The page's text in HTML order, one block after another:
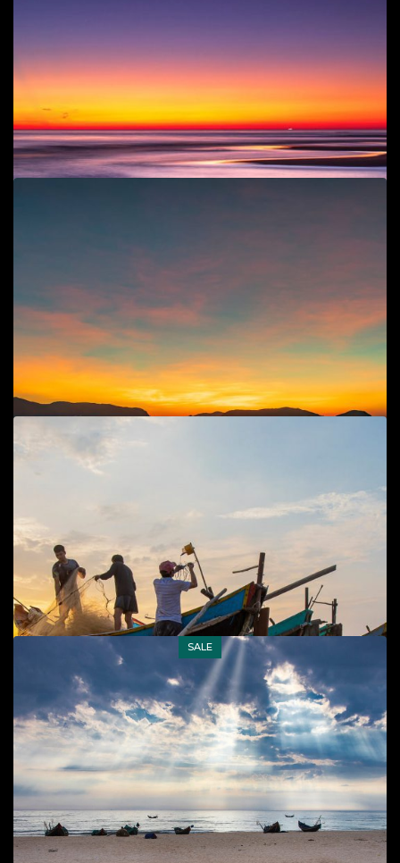
Add to cart
Cuộc sống đời thường
Add to cart
Bình minh đảo Yến
Cuộc sống đời thường,Phong cảnh, Phong cảnh, cuộc
sống biển
65 $
SALE